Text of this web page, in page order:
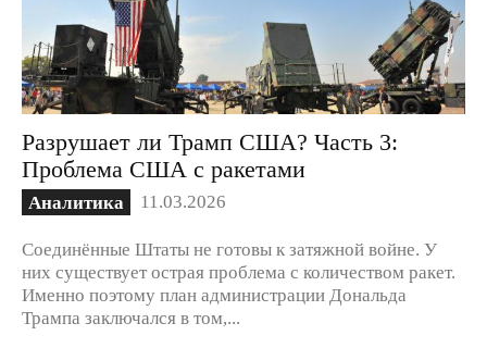
Разрушает ли Трамп США? Часть 3:
Проблема США с ракетами
Аналитика 11.03.2026
Соединённые Штаты не готовы к затяжной войне. У
них существует острая проблема с количеством ракет.
Именно поэтому план администрации Дональда
Трампа заключался в том,...